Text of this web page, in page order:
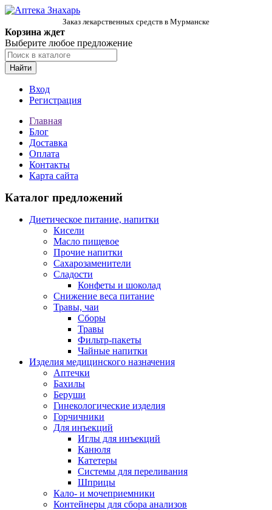
Заказ лекарственных средств в Мурманске
Корзина ждет
Выберите любое предложение
Найти
Вход
Регистрация
Главная
Блог
Доставка
Оплата
Контакты
Карта сайта
Каталог предложений
Диетическое питание, напитки
Кисели
Масло пищевое
Прочие напитки
Сахарозаменители
Сладости
Конфеты и шоколад
Снижение веса питание
Травы, чаи
Сборы
Травы
Фильтр-пакеты
Чайные напитки
Изделия медицинского назначения
Аптечки
Бахилы
Беруши
Гинекологические изделия
Горчичники
Для инъекций
Иглы для инъекций
Канюля
Катетеры
Системы для переливания
Шприцы
Кало- и мочеприемники
Контейнеры для сбора анализов